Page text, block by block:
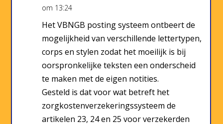
om 13:24
Het VBNGB posting systeem ontbeert de
mogelijkheid van verschillende lettertypen,
corps en stylen zodat het moeilijk is bij
oorspronkelijke teksten een onderscheid
te maken met de eigen notities.
Gesteld is dat voor wat betreft het
zorgkostenverzekeringssysteem de
artikelen 23, 24 en 25 voor verzekerden